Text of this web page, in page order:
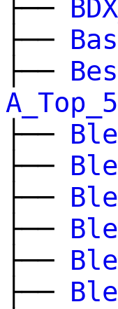
├──
├──
├──
├──
├──
├──
├──
├──
├──